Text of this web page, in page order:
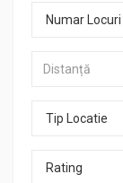
Numar Locuri
Tip Locatie
Rating